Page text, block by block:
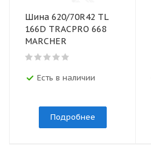
Шина 620/70R42 TL
166D TRACPRO 668
MARCHER
Есть в наличии
Подробнее